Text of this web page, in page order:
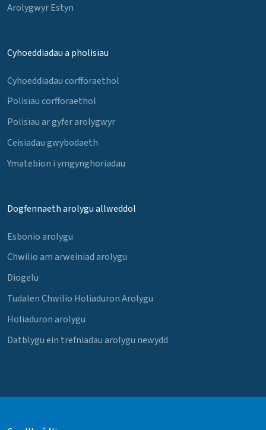
Arolygwyr Estyn
Cyhoeddiadau a pholisïau
Cyhoeddiadau corfforaethol
Polisïau corfforaethol
Polisïau ar gyfer arolygwyr
Ceisiadau gwybodaeth
Ymatebion i ymgynghoriadau
Dogfennaeth arolygu allweddol
Esbonio arolygu
Chwilio am arweiniad arolygu
Diogelu
Tudalen Chwilio Holiaduron Arolygu
Holiaduron arolygu
Datblygu ein trefniadau arolygu newydd